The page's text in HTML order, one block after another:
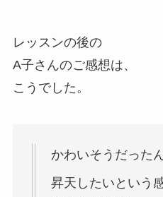
レッスンの後の
A子さんのご感想は、
こうでした。
かわいそうだったん
昇天したいという